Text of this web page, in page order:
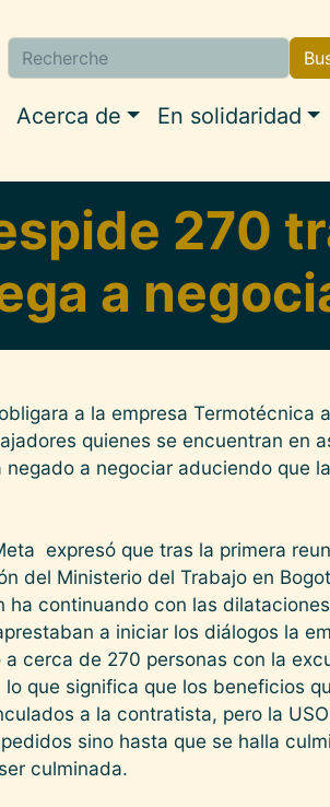
Navigation
Acerca de En solidaridad
Buscar
270
a
a la empresa Termotécnica
quienes se encuentran en
a negociar aduciendo que
expresó que tras la primera
del Ministerio del Trabajo en
continuando con las
a iniciar los diálogos la
cerca de 270 personas con la
que significa que los beneficios
a la contratista, pero la
sino hasta que se halla
culminada.